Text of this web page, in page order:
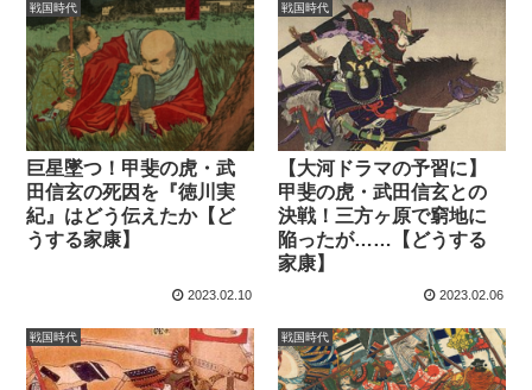
戦国時代
巨星墜つ！甲斐の虎・武
田信玄の死因を『徳川実
紀』はどう伝えたか【ど
うする家康】
2023.02.10
戦国時代
【大河ドラマの予習に】
甲斐の虎・武田信玄との
決戦！三方ヶ原で窮地に
陥ったが……【どうする
家康】
2023.02.06
戦国時代 戦国時代